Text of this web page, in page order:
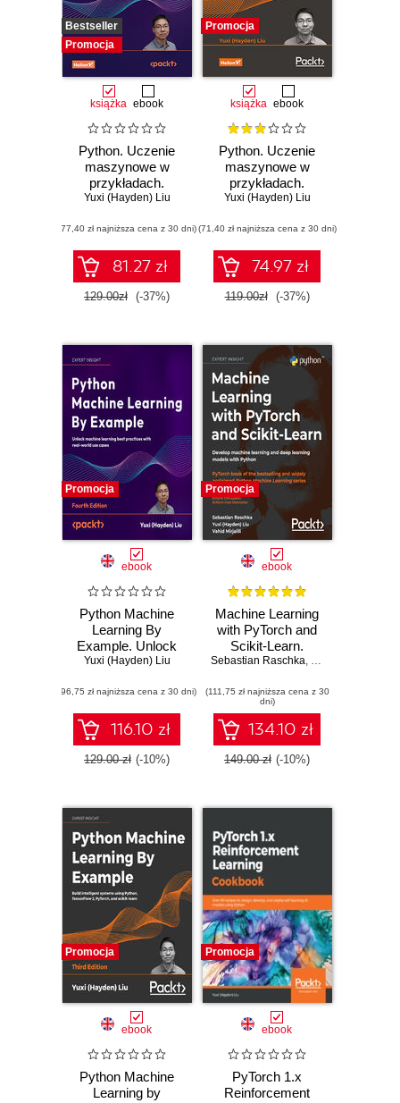
Bestseller
Promocja
książka ebook
Python. Uczenie
maszynowe w
przykładach.
Najlepsze praktyki
zastosowaniach.
Wydanie IV
Yuxi (Hayden) Liu
(77,40 zł najniższa cena z 30 dni)
81.27 zł
129.00zł (-37%)
Promocja
książka ebook
Python. Uczenie
maszynowe w
przykładach.
TensorFlow 2,
learn. Wydanie III
Yuxi (Hayden) Liu
(71,40 zł najniższa cena z 30 dni)
74.97 zł
119.00zł (-37%)
Promocja
ebook
Python Machine
Learning By
Example. Unlock
machine learning
real-world use
cases - Fourth
Edition
Yuxi (Hayden) Liu
(96,75 zł najniższa cena z 30 dni)
116.10 zł
129.00 zł (-10%)
Promocja
ebook
Machine Learning
with PyTorch and
Scikit-Learn.
Develop machine
learning models
with Python
Sebastian Raschka, Yuxi (Hayden) Liu
(111,75 zł najniższa cena z 30
dni)
134.10 zł
149.00 zł (-10%)
Promocja
ebook
Python Machine
Learning by
Promocja
ebook
PyTorch 1.x
Reinforcement